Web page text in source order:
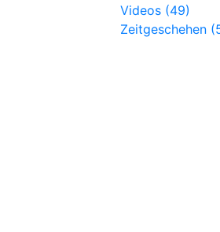
Videos (49)
Zeitgeschehen